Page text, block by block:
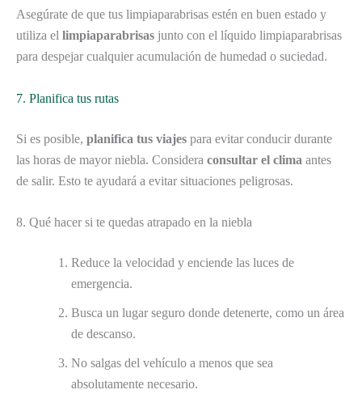
Asegúrate de que tus limpiaparabrisas estén en buen estado y
utiliza el limpiaparabrisas junto con el líquido limpiaparabrisas
para despejar cualquier acumulación de humedad o suciedad.
7. Planifica tus rutas
Si es posible, planifica tus viajes para evitar conducir durante
las horas de mayor niebla. Considera consultar el clima antes
de salir. Esto te ayudará a evitar situaciones peligrosas.
8. Qué hacer si te quedas atrapado en la niebla
Reduce la velocidad y enciende las luces de
emergencia.
Busca un lugar seguro donde detenerte, como un área
de descanso.
No salgas del vehículo a menos que sea
absolutamente necesario.